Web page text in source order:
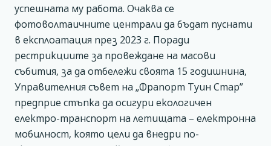
успешната му работа. Очаква се
фотоволтаичните централи да бъдат пуснати
в експлоатация през 2023 г. Поради
рестрикциите за провеждане на масови
събития, за да отбележи своята 15 годишнина,
Управителния съвет на „Фрапорт Туин Стар”
предприе стъпка да осигури екологичен
електро-транспорт на летищата – електронна
мобилност, която цели да внедри по-